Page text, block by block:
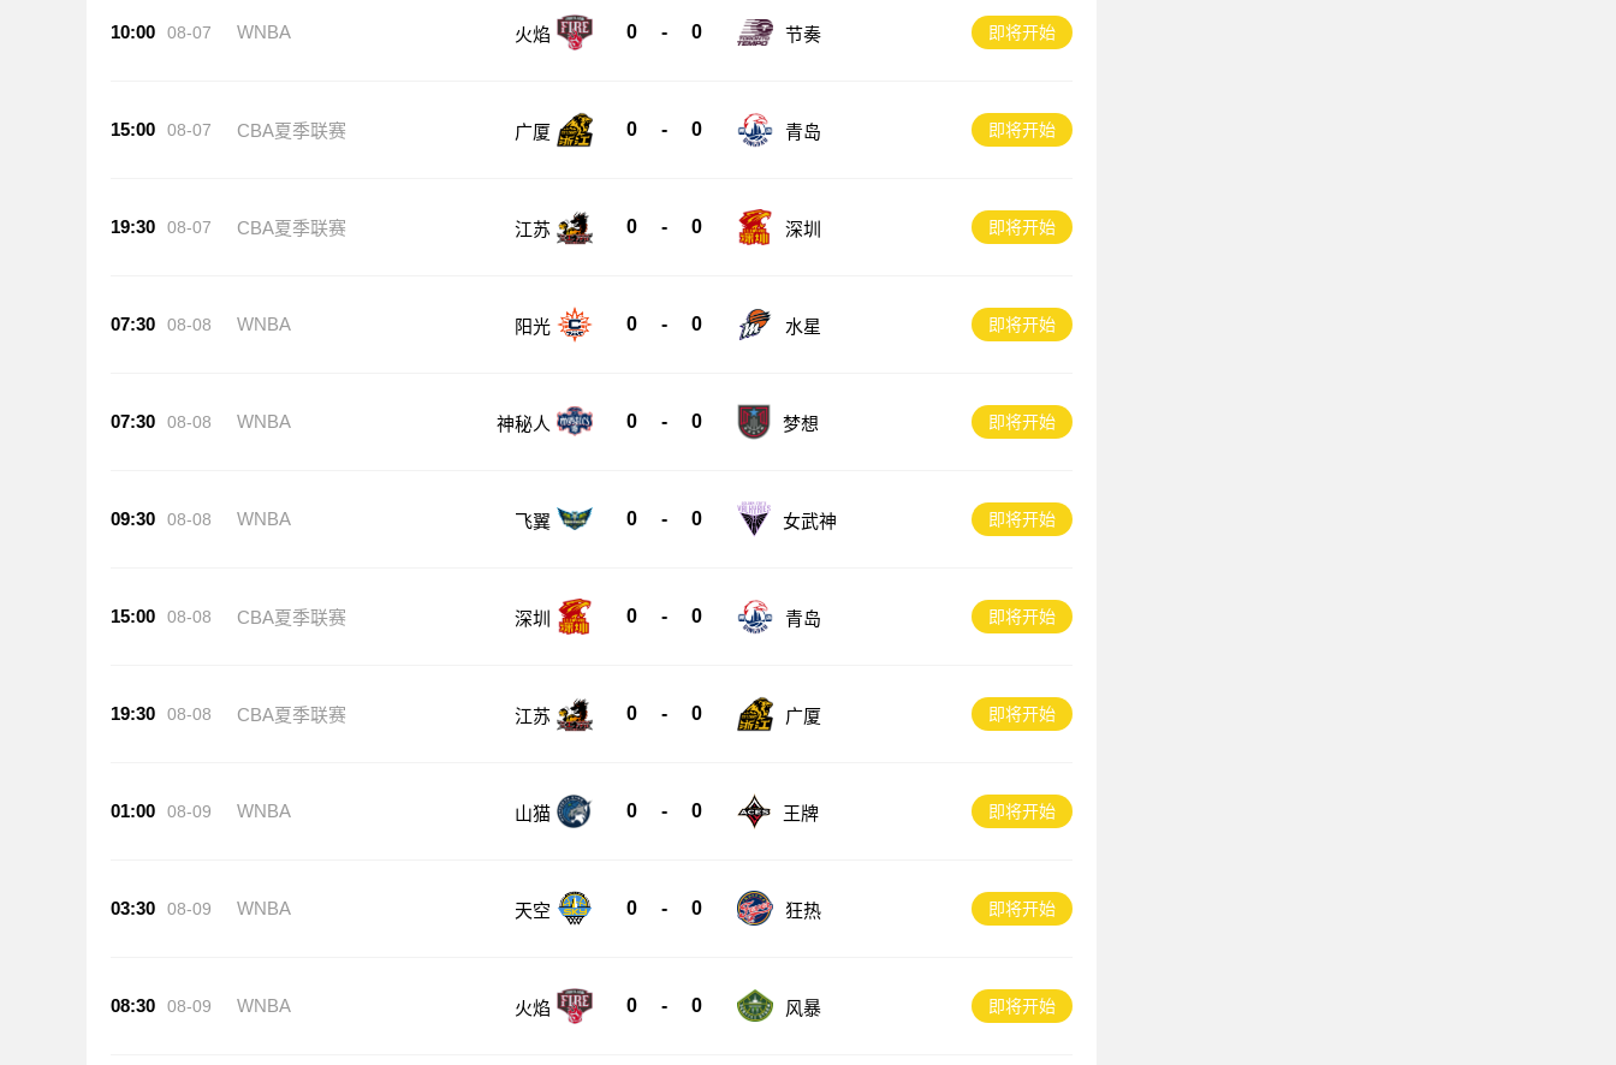
10:00 08-07 WNBA 火焰 0 - 0 节奏 即将开始
15:00 08-07 CBA夏季联赛 广厦 0 - 0 青岛 即将开始
19:30 08-07 CBA夏季联赛 江苏 0 - 0 深圳 即将开始
07:30 08-08 WNBA 阳光 0 - 0 水星 即将开始
07:30 08-08 WNBA 神秘人 0 - 0 梦想 即将开始
09:30 08-08 WNBA 飞翼 0 - 0 女武神 即将开始
15:00 08-08 CBA夏季联赛 深圳 0 - 0 青岛 即将开始
19:30 08-08 CBA夏季联赛 江苏 0 - 0 广厦 即将开始
01:00 08-09 WNBA 山猫 0 - 0 王牌 即将开始
03:30 08-09 WNBA 天空 0 - 0 狂热 即将开始
08:30 08-09 WNBA 火焰 0 - 0 风暴 即将开始